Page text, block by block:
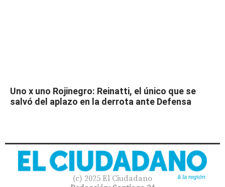
Uno x uno Rojinegro: Reinatti, el único que se
salvó del aplazo en la derrota ante Defensa
(c) 2025 El Ciudadano